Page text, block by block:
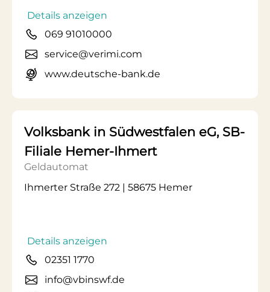
Details anzeigen
069 91010000
service@verimi.com
www.deutsche-bank.de
Volksbank in Südwestfalen eG, SB-
Filiale Hemer-Ihmert
Geldautomat
Ihmerter Straße 272 | 58675 Hemer
Details anzeigen
02351 1770
info@vbinswf.de